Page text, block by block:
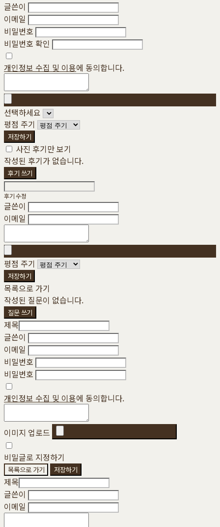
글쓴이
이메일
비밀번호
비밀번호 확인
개인정보 수집 및 이용에 동의합니다.
선택하세요
평점 주기
저장하기
사진 후기만 보기
작성된 후기가 없습니다.
후기 쓰기
후기 수정
글쓴이
이메일
평점 주기
저장하기
목록으로 가기
작성된 질문이 없습니다.
질문 쓰기
제목
글쓴이
이메일
비밀번호
비밀번호
개인정보 수집 및 이용에 동의합니다.
이미지 업로드
비밀글로 지정하기
목록으로 가기 저장하기
제목
글쓴이
이메일